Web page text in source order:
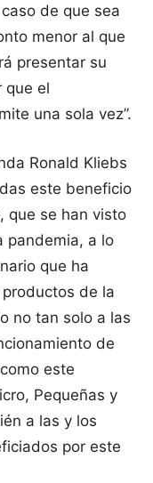
de que sea
menor al que
presentar su
que el
una sola vez”.
Ronald Kliebs
este beneficio
que se han visto
pandemia, a lo
que ha
de la
no tan solo a las
de
este
Pequeñas y
a las y los
por este